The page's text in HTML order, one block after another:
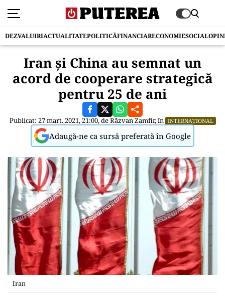
DEZVALUIRIACTUALITATEPOLITICĂFINANCIARECONOMIESOCIAL
Iran și China au semnat un
acord de cooperare strategică
pentru 25 de ani
Publicat: 27 mart. 2021, 21:00, deRăzvan Zamfir, în INTERNAȚIONAL
Adaugă-ne ca sursă preferată în Google
Iran